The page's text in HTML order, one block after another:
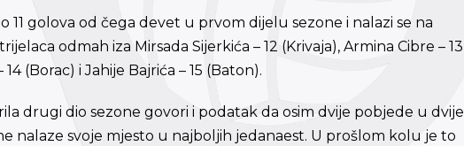
11 golova od čega devet u prvom dijelu sezone i nalazi se na
odmah iza Mirsada Sijerkića – 12 (Krivaja), Armina Cibre – 13
(Borac) i Jahije Bajrića – 15 (Baton).
drugi dio sezone govori i podatak da osim dvije pobjede u dvije
nalaze svoje mjesto u najboljih jedanaest. U prošlom kolu je to